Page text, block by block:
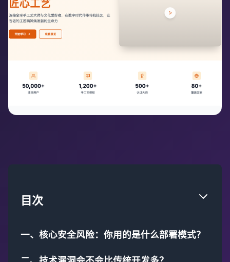
目次
一、核心安全风险：你用的是什么部署模式？